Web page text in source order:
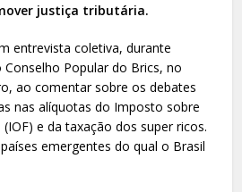
justiça tributária.
entrevista coletiva, durante
Popular do Brics, no
ao comentar sobre os debates
nas alíquotas do Imposto sobre
e da taxação dos super ricos.
emergentes do qual o Brasil